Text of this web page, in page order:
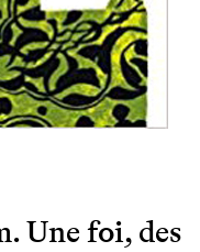
Une foi, des